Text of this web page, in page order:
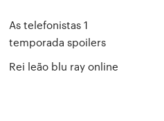
As telefonistas 1
temporada spoilers
Rei leão blu ray online